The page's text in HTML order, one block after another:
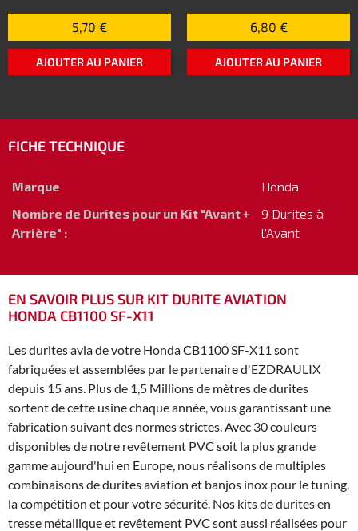
5,70 €
AJOUTER AU PANIER
6,80 €
AJOUTER AU PANIER
FICHE TECHNIQUE
Marque
Honda
Nombre de Durites pour un Kit "Avant +
Arrière" :
9 Durites à
l'Avant
EN SAVOIR PLUS SUR KIT DURITE AVIATION
HONDA CB1100 SF-X11
Les durites avia de votre Honda CB1100 SF-X11 sont
fabriquées et assemblées par le partenaire d'EZDRAULIX
depuis 15 ans. Plus de 1,5 Millions de mètres de durites
sortent de cette usine chaque année, vous garantissant une
fabrication suivant des normes strictes. Avec 30 couleurs
disponibles de notre revêtement PVC soit la plus grande
gamme aujourd'hui en Europe, nous réalisons de multiples
combinaisons de durites aviation et banjos inox pour le tuning,
la compétition et pour votre sécurité. Nos kits de durites en
tresse métallique et revêtement PVC sont aussi réalisées pour